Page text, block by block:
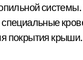
покрытия крыши.